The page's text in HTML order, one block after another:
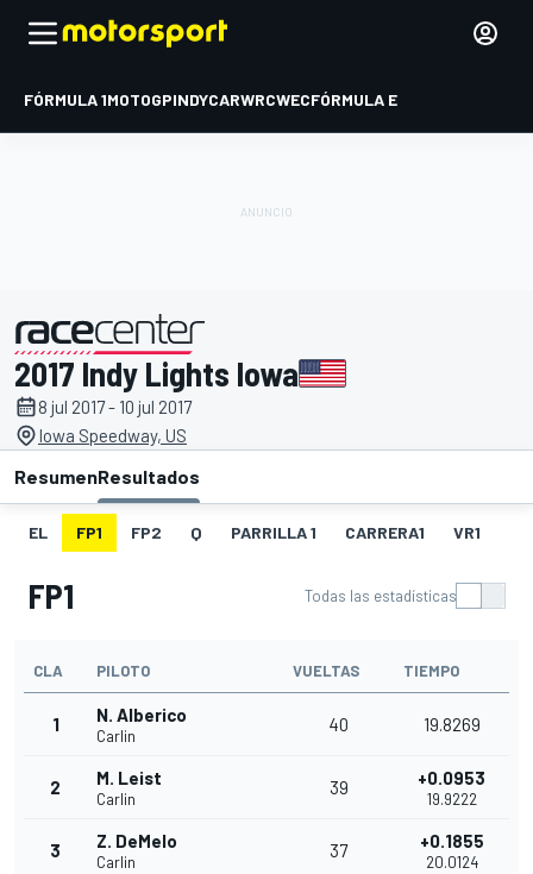
FÓRMULA 1MOTOGPINDYCARWRCWECFÓRMULA E
presentado por
2017 Indy Lights Iowa
8 jul 2017 - 10 jul 2017
Iowa Speedway, US
ResumenResultados
EL FP1 FP2 Q PARRILLA 1 CARRERA1 VR1
FP1 Todas las estadísticas
CLA PILOTO VUELTAS TIEMPO
1 N. Alberico
Carlin
40 19.8269
2 M. Leist
Carlin
39 +0.0953
19.9222
3 Z. DeMelo
Carlin
37 +0.1855
20.0124